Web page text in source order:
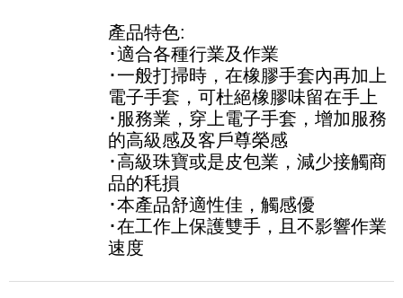
產品特色:
･適合各種行業及作業
･一般打掃時，在橡膠手套內再加上
電子手套，可杜絕橡膠味留在手上
･服務業，穿上電子手套，增加服務
的高級感及客戶尊榮感
･高級珠寶或是皮包業，減少接觸商
品的秏損
･本產品舒適性佳，觸感優
･在工作上保護雙手，且不影響作業
速度